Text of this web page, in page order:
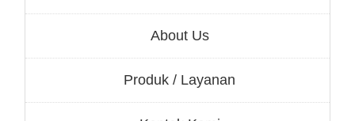
About Us
Produk / Layanan